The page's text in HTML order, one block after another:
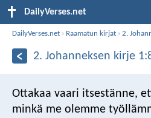
DailyVerses.net
DailyVerses.net › Raamatun kirjat ›2.
2. Johanneksen kirje
Ottakaa vaari itsestänne,
minkä me olemme